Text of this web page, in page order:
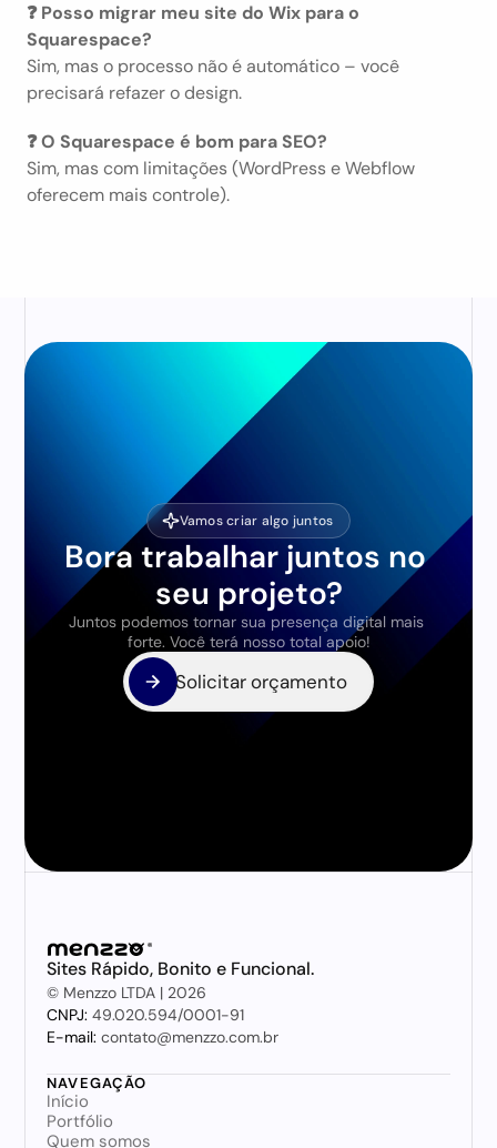
❓ Posso migrar meu site do Wix para o
Squarespace?
Sim, mas o processo não é automático – você
precisará refazer o design.
❓ O Squarespace é bom para SEO?
Sim, mas com limitações (WordPress e Webflow
oferecem mais controle).
Vamos criar algo juntos
Bora trabalhar juntos no
seu projeto?
Juntos podemos tornar sua presença digital mais
forte. Você terá nosso total apoio!
Solicitar orçamento
Sites Rápido, Bonito e Funcional.
© Menzzo LTDA | 2026
CNPJ: 49.020.594/0001-91
E-mail: contato@menzzo.com.br
NAVEGAÇÃO
Início
Portfólio
Quem somos